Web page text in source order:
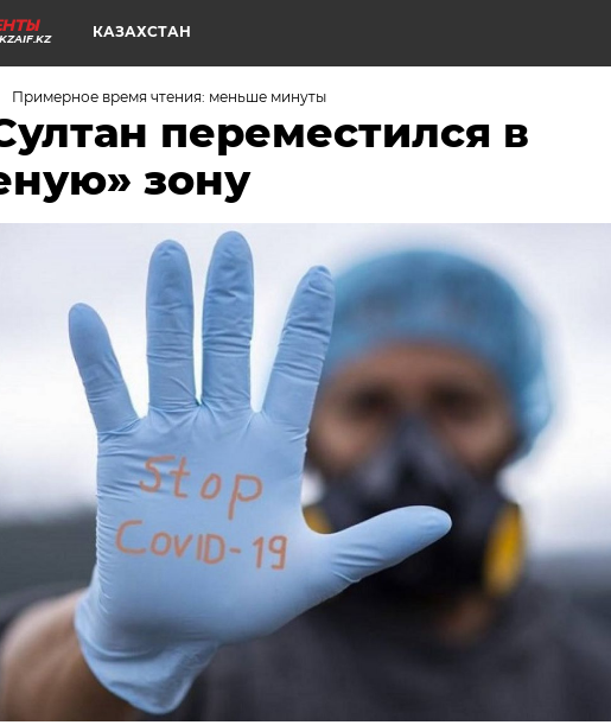
KZAIF.KZ КАЗАХСТАН
Примерное время чтения: меньше минуты
переместился в
зону